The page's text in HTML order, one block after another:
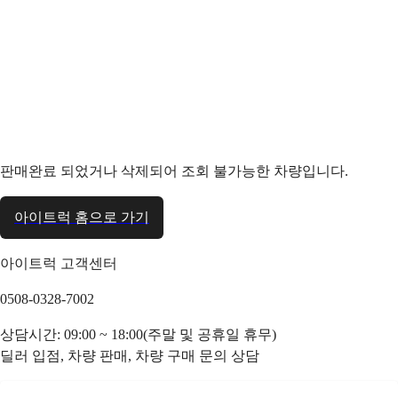
판매완료 되었거나 삭제되어 조회 불가능한 차량입니다.
아이트럭 홈으로 가기
아이트럭 고객센터
0508-0328-7002
상담시간: 09:00 ~ 18:00(주말 및 공휴일 휴무)
딜러 입점, 차량 판매, 차량 구매 문의 상담